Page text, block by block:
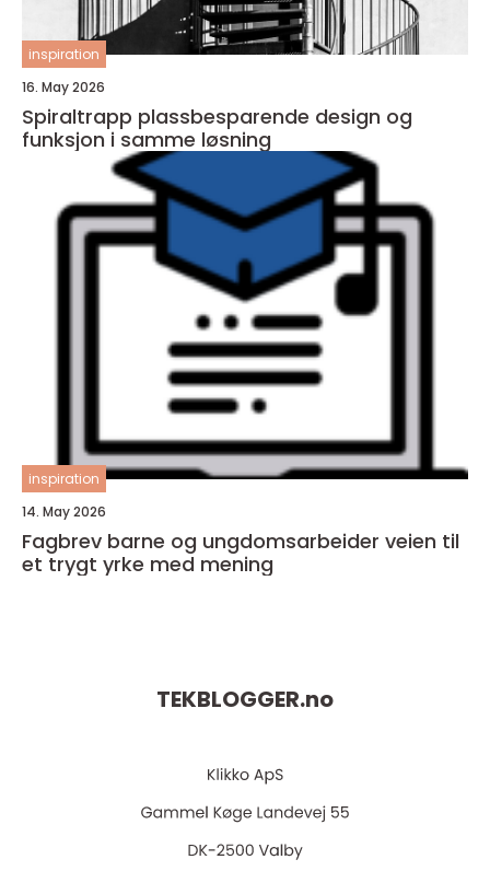
inspiration
16. May 2026
Spiraltrapp plassbesparende design og
funksjon i samme løsning
inspiration
14. May 2026
Fagbrev barne og ungdomsarbeider veien til
et trygt yrke med mening
TEKBLOGGER.no